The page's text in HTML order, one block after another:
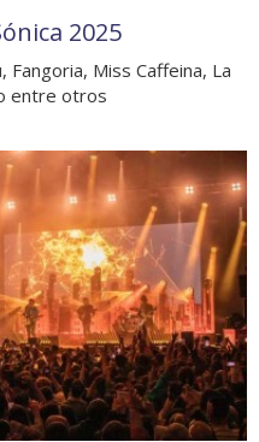
2025
Fangoria, Miss Caffeina, La
entre otros